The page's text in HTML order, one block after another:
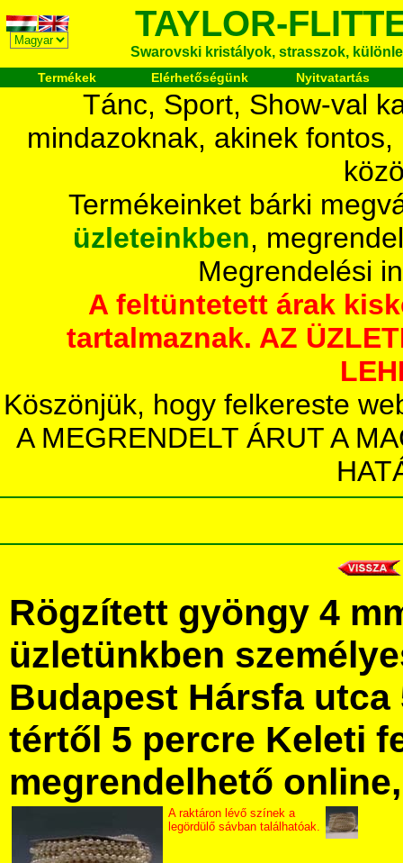
TAYLOR-
Swarovski kristályok, strasszok,
Termékek Elérhetőségünk Nyitvatartás
Tánc, Sport, Show-val
mindazoknak, akinek
Termékeinket bárki
üzleteinkben,
Megrendelési
A feltüntetett árak
tartalmaznak. AZ
Köszönjük, hogy felkereste
A MEGRENDELT ÁRUT A
Rögzített gyöngy 4
üzletünkben
Budapest Hársfa utca
tértől 5 percre Keleti
megrendelhető
A raktáron lévő színek a
legördülő sávban találhatóak.